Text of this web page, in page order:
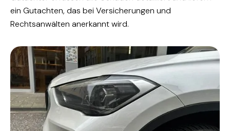
ein Gutachten, das bei Versicherungen und
Rechtsanwälten anerkannt wird.